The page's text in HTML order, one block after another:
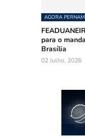
AGORA
para o
Brasília
02 Julho, 2026